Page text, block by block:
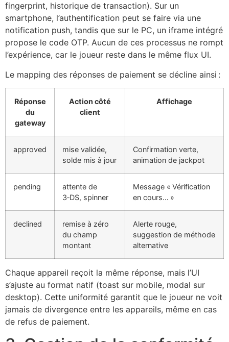
fingerprint, historique de transaction). Sur un
smartphone, l’authentification peut se faire via une
notification push, tandis que sur le PC, un iframe intégré
propose le code OTP. Aucun de ces processus ne rompt
l’expérience, car le joueur reste dans le même flux UI.
Le mapping des réponses de paiement se décline ainsi :
Réponse
du
gateway
Action côté
client
Affichage
approved
mise validée,
solde mis à jour
Confirmation verte,
animation de jackpot
pending
attente de
3‑DS, spinner
Message « Vérification
en cours… »
declined
remise à zéro
du champ
montant
Alerte rouge,
suggestion de méthode
alternative
Chaque appareil reçoit la même réponse, mais l’UI
s’ajuste au format natif (toast sur mobile, modal sur
desktop). Cette uniformité garantit que le joueur ne voit
jamais de divergence entre les appareils, même en cas
de refus de paiement.